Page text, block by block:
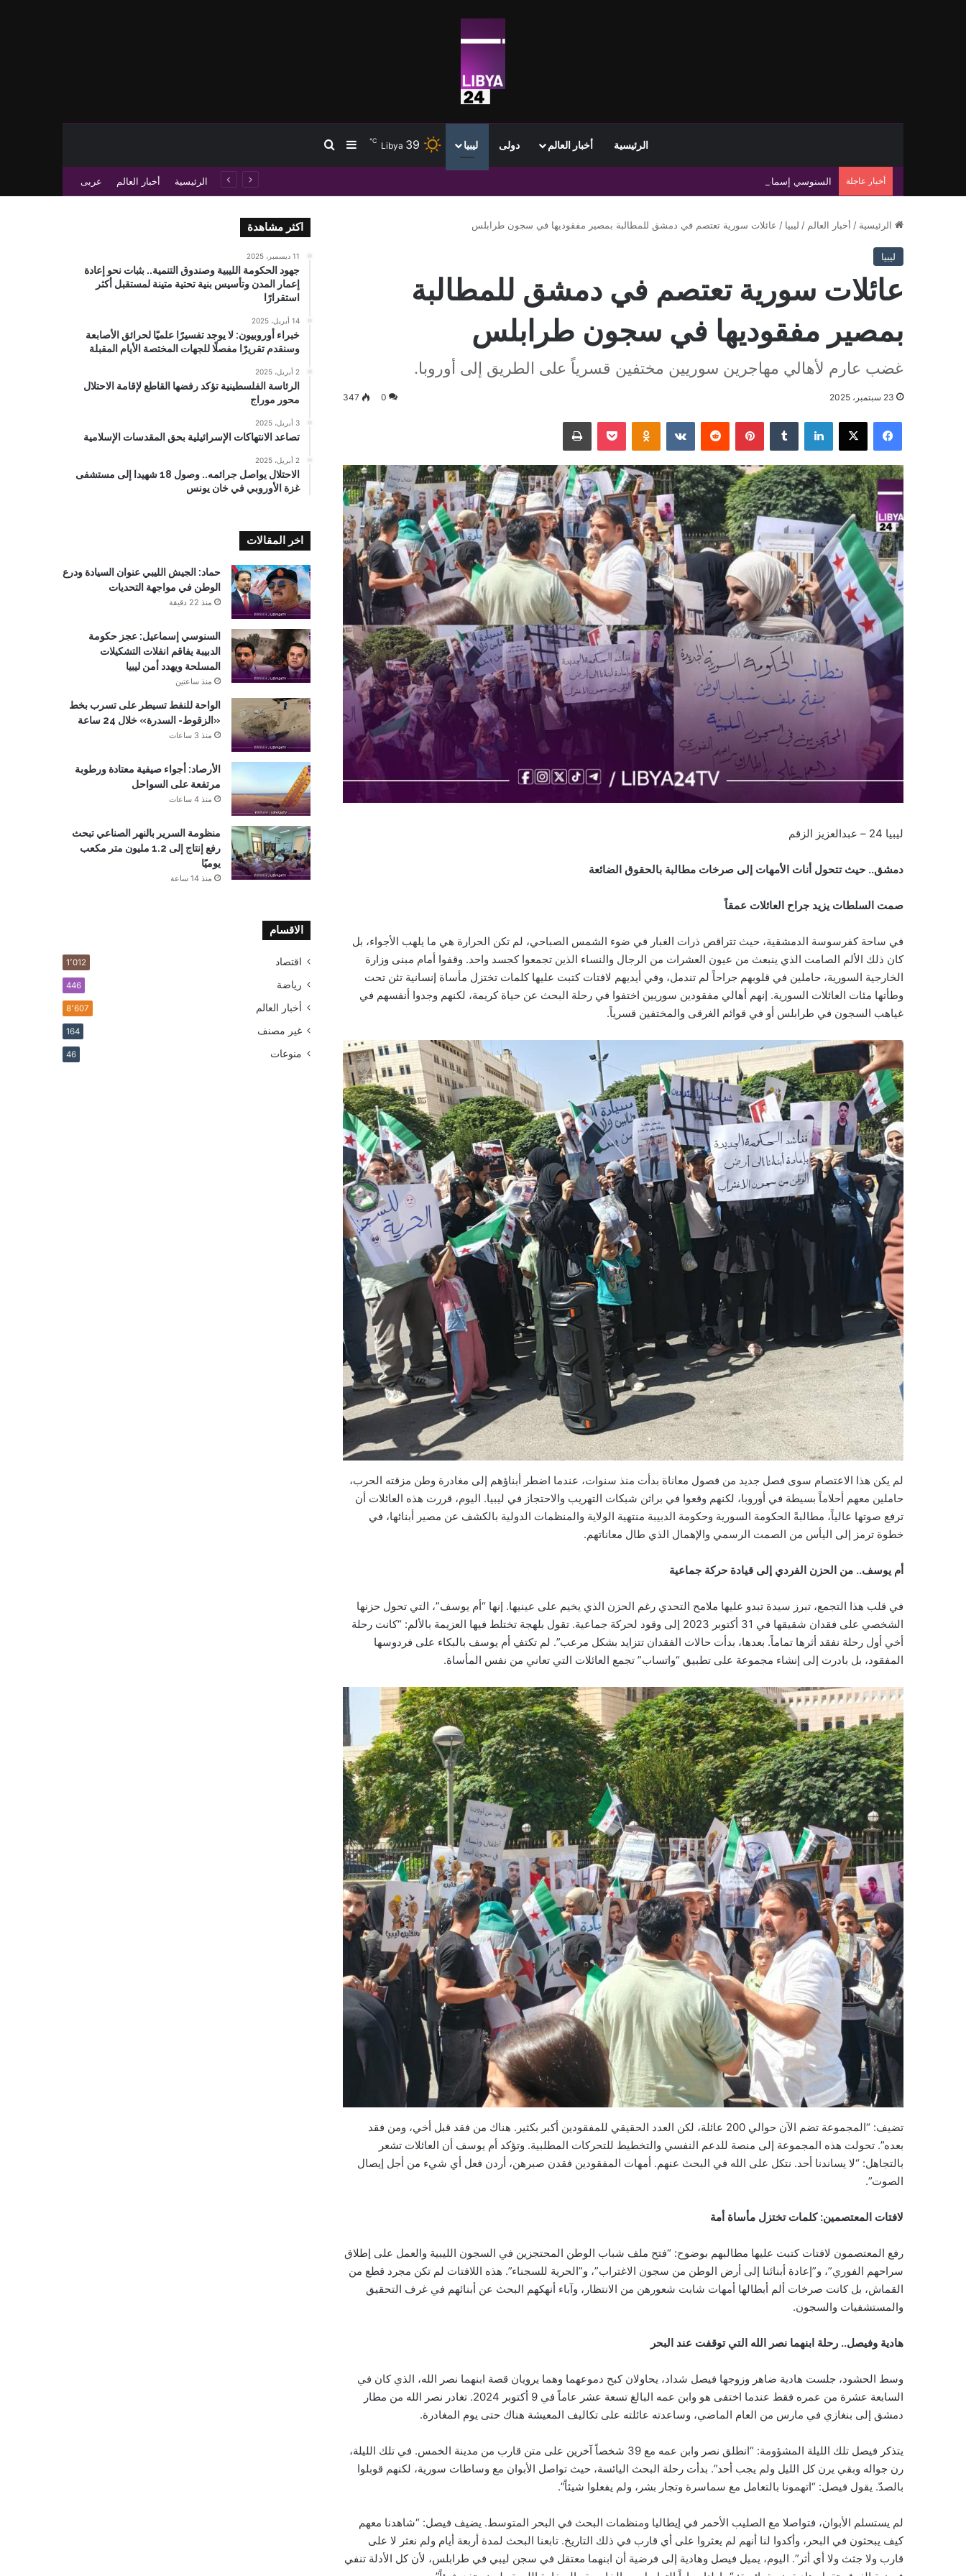
الرئيسية أخبار العالم دولى ليبيا Libya 39
℃ إضافة عمود جانبي
بحث عن
أخبار عاجلة السنوسي إسماعيل: عجز حكومة الدبيبة يفاقم انفلات التشكيلات المسلحة ويهدد أمن ليبيا الرئيسية أخبار العالم عربى
الرئيسية / أخبار العالم / ليبيا / عائلات سورية تعتصم في دمشق للمطالبة بمصير مفقوديها في سجون طرابلس
ليبيا
عائلات سورية تعتصم في دمشق للمطالبة
بمصير مفقوديها في سجون طرابلس
غضب عارم لأهالي مهاجرين سوريين مختفين قسرياً على الطريق إلى أوروبا.
23 سبتمبر، 2025 0
347
فيسبوك ‫X لينكدإن بينتيريست Odnoklassniki
‫Pocket طباعة
ليبيا 24 – عبدالعزيز الزقم
دمشق.. حيث تتحول أنات الأمهات إلى صرخات مطالبة بالحقوق الضائعة
صمت السلطات يزيد جراح العائلات عمقاً
في ساحة كفرسوسة الدمشقية، حيث تتراقص ذرات الغبار في ضوء الشمس الصباحي، لم تكن الحرارة هي ما يلهب الأجواء، بل
كان ذلك الألم الصامت الذي ينبعث من عيون العشرات من الرجال والنساء الذين تجمعوا كجسد واحد. وقفوا أمام مبنى وزارة
الخارجية السورية، حاملين في قلوبهم جراحاً لم تندمل، وفي أيديهم لافتات كتبت عليها كلمات تختزل مأساة إنسانية تئن تحت
وطأتها مئات العائلات السورية. إنهم أهالي مفقودين سوريين اختفوا في رحلة البحث عن حياة كريمة، لكنهم وجدوا أنفسهم في
غياهب السجون في طرابلس أو في قوائم الغرقى والمختفين قسرياً.
لم يكن هذا الاعتصام سوى فصل جديد من فصول معاناة بدأت منذ سنوات، عندما اضطر أبناؤهم إلى مغادرة وطن مزقته الحرب،
حاملين معهم أحلاماً بسيطة في أوروبا، لكنهم وقعوا في براثن شبكات التهريب والاحتجاز في ليبيا. اليوم، قررت هذه العائلات أن
ترفع صوتها عالياً، مطالبةً الحكومة السورية وحكومة الدبيبة منتهية الولاية والمنظمات الدولية بالكشف عن مصير أبنائها، في
خطوة ترمز إلى اليأس من الصمت الرسمي والإهمال الذي طال معاناتهم.
أم يوسف.. من الحزن الفردي إلى قيادة حركة جماعية
في قلب هذا التجمع، تبرز سيدة تبدو عليها ملامح التحدي رغم الحزن الذي يخيم على عينيها. إنها “أم يوسف”، التي تحول حزنها
الشخصي على فقدان شقيقها في 31 أكتوبر 2023 إلى وقود لحركة جماعية. تقول بلهجة تختلط فيها العزيمة بالألم: “كانت رحلة
أخي أول رحلة نفقد أثرها تماماً. بعدها، بدأت حالات الفقدان تتزايد بشكل مرعب”. لم تكتفِ أم يوسف بالبكاء على فردوسها
المفقود، بل بادرت إلى إنشاء مجموعة على تطبيق “واتساب” تجمع العائلات التي تعاني من نفس المأساة.
تضيف: “المجموعة تضم الآن حوالي 200 عائلة، لكن العدد الحقيقي للمفقودين أكبر بكثير. هناك من فقد قبل أخي، ومن فقد
بعده”. تحولت هذه المجموعة إلى منصة للدعم النفسي والتخطيط للتحركات المطلبية. وتؤكد أم يوسف أن العائلات تشعر
بالتجاهل: “لا يساندنا أحد. نتكل على الله في البحث عنهم. أمهات المفقودين فقدن صبرهن، أردن فعل أي شيء من أجل إيصال
الصوت”.
لافتات المعتصمين: كلمات تختزل مأساة أمة
رفع المعتصمون لافتات كتبت عليها مطالبهم بوضوح: “فتح ملف شباب الوطن المحتجزين في السجون الليبية والعمل على إطلاق
سراحهم الفوري”، و”إعادة أبنائنا إلى أرض الوطن من سجون الاغتراب”، و”الحرية للسجناء”. هذه اللافتات لم تكن مجرد قطع من
القماش، بل كانت صرخات ألم أبطالها أمهات شابت شعورهن من الانتظار، وآباء أنهكهم البحث عن أبنائهم في غرف التحقيق
والمستشفيات والسجون.
هادية وفيصل.. رحلة ابنهما نصر الله التي توقفت عند البحر
وسط الحشود، جلست هادية ضاهر وزوجها فيصل شداد، يحاولان كبح دموعهما وهما يرويان قصة ابنهما نصر الله، الذي كان في
السابعة عشرة من عمره فقط عندما اختفى هو وابن عمه البالغ تسعة عشر عاماً في 9 أكتوبر 2024. تغادر نصر الله من مطار
دمشق إلى بنغازي في مارس من العام الماضي، وساعدته عائلته على تكاليف المعيشة هناك حتى يوم المغادرة.
يتذكر فيصل تلك الليلة المشؤومة: “انطلق نصر وابن عمه مع 39 شخصاً آخرين على متن قارب من مدينة الخمس. في تلك الليلة،
رن جواله وبقي يرن كل الليل ولم يجب أحد”. بدأت رحلة البحث اليائسة، حيث تواصل الأبوان مع وساطات سورية، لكنهم قوبلوا
بالصدّ. يقول فيصل: “اتهمونا بالتعامل مع سماسرة وتجار بشر، ولم يفعلوا شيئاً”.
لم يستسلم الأبوان، فتواصلا مع الصليب الأحمر في إيطاليا ومنظمات البحث في البحر المتوسط. يضيف فيصل: “شاهدنا معهم
كيف يبحثون في البحر، وأكدوا لنا أنهم لم يعثروا على أي قارب في ذلك التاريخ. تابعنا البحث لمدة أربعة أيام ولم نعثر لا على
قارب ولا جثث ولا أي أثر”. اليوم، يميل فيصل وهادية إلى فرضية أن ابنهما معتقل في سجن ليبي في طرابلس، لأن كل الأدلة تنفي
اكثر مشاهدة
11 ديسمبر، 2025
جهود الحكومة الليبية وصندوق التنمية.. بثبات نحو إعادة
إعمار المدن وتأسيس بنية تحتية متينة لمستقبل أكثر
استقرارًا
14 أبريل، 2025
خبراء أوروبيون: لا يوجد تفسيرًا علميًا لحرائق الأصابعة
وسنقدم تقريرًا مفصلًا للجهات المختصة الأيام المقبلة
2 أبريل، 2025
الرئاسة الفلسطينية تؤكد رفضها القاطع لإقامة الاحتلال
محور موراج
3 أبريل، 2025
تصاعد الانتهاكات الإسرائيلية بحق المقدسات الإسلامية
2 أبريل، 2025
الاحتلال يواصل جرائمه.. وصول 18 شهيدا إلى مستشفى
غزة الأوروبي في خان يونس
اخر المقالات
حماد: الجيش الليبي عنوان السيادة ودرع
الوطن في مواجهة التحديات
منذ 22 دقيقة
السنوسي إسماعيل: عجز حكومة
الدبيبة يفاقم انفلات التشكيلات
المسلحة ويهدد أمن ليبيا
منذ ساعتين
الواحة للنفط تسيطر على تسرب بخط
«الزقوط- السدرة» خلال 24 ساعة
منذ 3 ساعات
الأرصاد: أجواء صيفية معتادة ورطوبة
مرتفعة على السواحل
منذ 4 ساعات
منظومة السرير بالنهر الصناعي تبحث
رفع إنتاج إلى 1.2 مليون متر مكعب
يوميًا
منذ 14 ساعة
الاقسام
اقتصاد 1٬012
رياضة 446
أخبار العالم 8٬607
غير مصنف 164
منوعات 46